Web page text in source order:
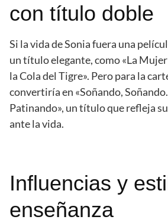
con título doble
Si la vida de Sonia fuera una
un título elegante, como «La
la Cola del Tigre». Pero para la
convertiría en «Soñando,
Patinando», un título que refleja
ante la vida.
Influencias y
enseñanza